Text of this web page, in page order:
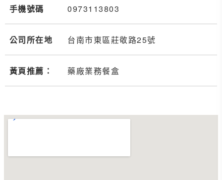
手機號碼 09731 13803
公司所在地 台南市東區莊敬路25號
黃頁推薦： 藥廠業務餐盒